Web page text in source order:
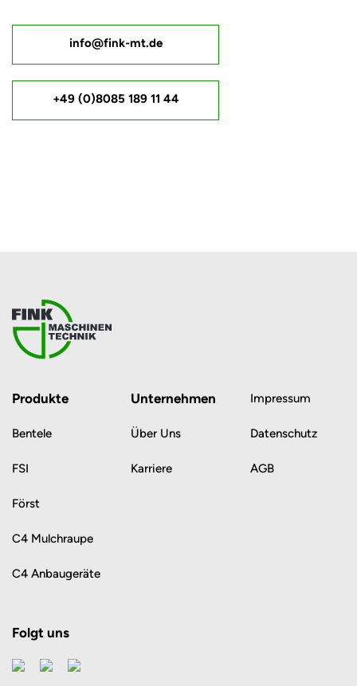
info@fink-mt.de
+49 (0)8085 189 11 44
Produkte
Bentele
FSI
Först
C4 Mulchraupe
C4 Anbaugeräte
Unternehmen
Über Uns
Karriere
Impressum
Datenschutz
AGB
Folgt uns